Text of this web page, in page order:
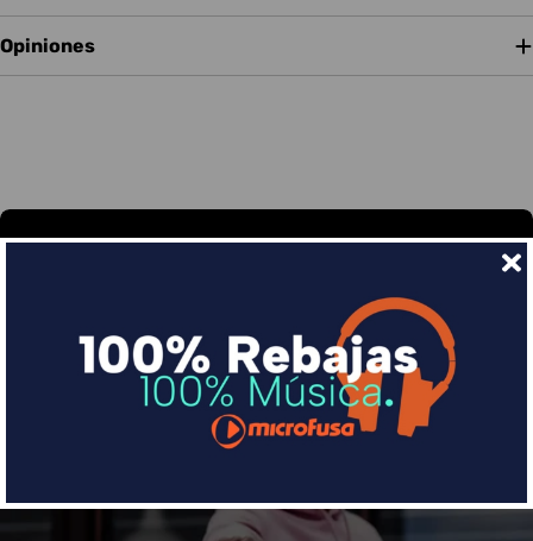
Opiniones
Financia tus compras con Sequra
Divide en 3 sin coste o hasta en 18 meses por una
pequeña cuota al mes con Sequra
Más info